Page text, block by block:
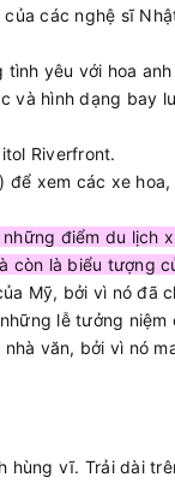
các nghệ sĩ
yêu với hoa
và hình dạng bay
Riverfront.
để xem các xe hoa,
điểm du lịch
còn là biểu tượng
Mỹ, bởi vì nó đã
lễ tưởng niệm
văn, bởi vì nó
hùng vĩ. Trải dài